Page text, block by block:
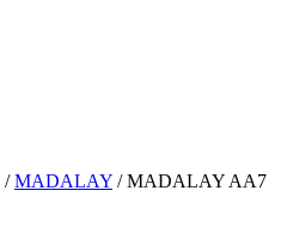
/ MADALAY / MADALAY AA7